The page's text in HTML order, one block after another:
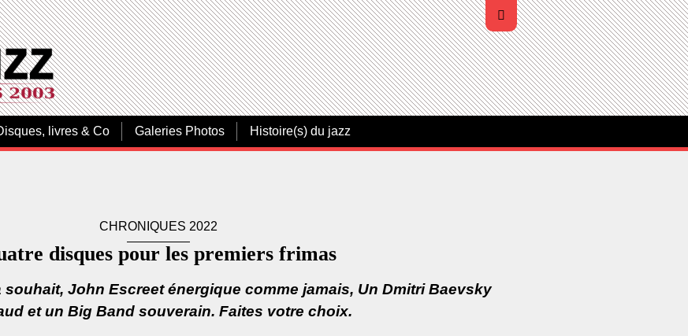
livres & Co Galeries Photos Histoire(s) du jazz
CHRONIQUES 2022
disques pour les premiers frimas
John Escreet énergique comme jamais, Un Dmitri Baevsky
et un Big Band souverain. Faites votre choix.